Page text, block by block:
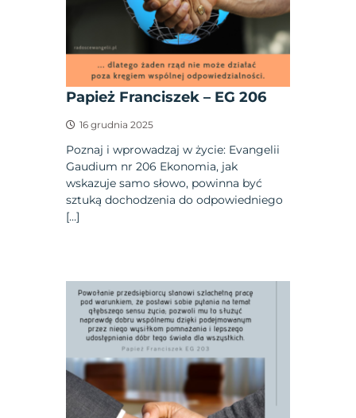
Papież Franciszek – EG 206
16 grudnia 2025
Poznaj i wprowadzaj w życie: Evangelii
Gaudium nr 206 Ekonomia, jak
wskazuje samo słowo, powinna być
sztuką dochodzenia do odpowiedniego
[…]